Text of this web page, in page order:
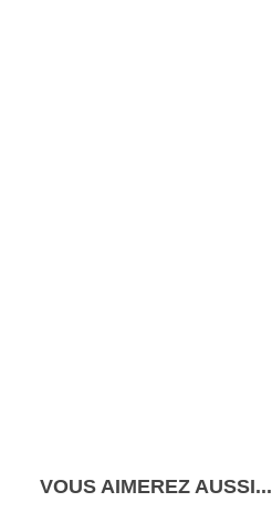
VOUS AIMEREZ AUSSI...